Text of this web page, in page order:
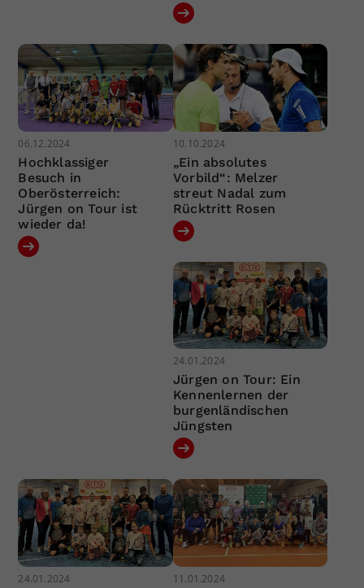
06.12.2024
Hochklassiger
Besuch in
Oberösterreich:
Jürgen on Tour ist
wieder da!
10.10.2024
„Ein absolutes
Vorbild“: Melzer
streut Nadal zum
Rücktritt Rosen
24.01.2024
Jürgen on Tour: Ein
Kennenlernen der
burgenländischen
Jüngsten
24.01.2024 11.01.2024